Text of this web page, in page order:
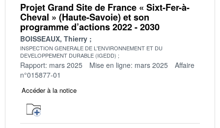
Projet Grand Site de France « Sixt-Fer-à-
Cheval » (Haute-Savoie) et son
programme d’actions 2022 - 2030
BOISSEAUX, Thierry
INSPECTION GENERALE DE L'ENVIRONNEMENT ET DU
DEVELOPPEMENT DURABLE (IGEDD)
Rapport: mars 2025 Mise en ligne: mars 2025
Affaire
n°015877-01
Accéder à la notice